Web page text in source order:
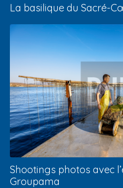
La basilique du Sacré-
Shootings photos avec
Groupama